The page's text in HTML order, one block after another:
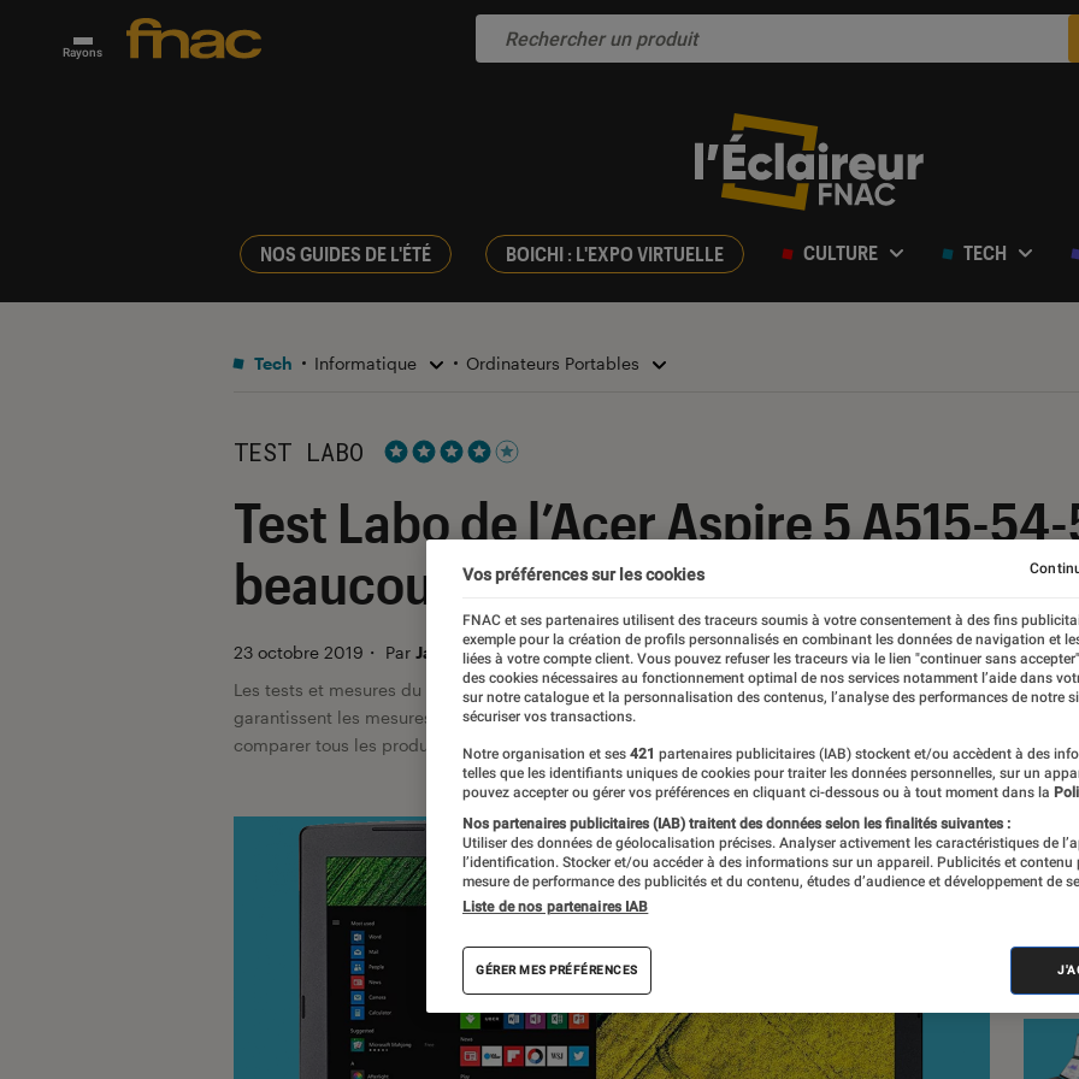
Rayons
NOS GUIDES DE L'ÉTÉ BOICHI : L'EXPO VIRTUELLE CULTURE TECH
Tech Informatique Ordinateurs Portables
TEST LABO
Test Labo de l’Acer Aspire 5 A515-
beaucoup de qualités, mais un
23 octobre 2019 ・ Par Javare Traoré
Les tests et mesures du Labo Fnac sont réalisés en toute indépendance du commerce ou des fabricants
garantissent les mesures grâce à leur expertise, et aux équipements de mesures les plus précis. Pour en
comparer tous les produits, visitez notre
comparateur
VOIR
Vos préférences sur les cookies
FNAC et ses partenaires utilisent des traceurs soumis à votre consentement à des fins
exemple pour la création de profils personnalisés en combinant les données de navigation et
liées à votre compte client. Vous pouvez refuser les traceurs via le lien "continuer sans
des cookies nécessaires au fonctionnement optimal de nos services notamment l’aide dans
sur notre catalogue et la personnalisation des contenus, l’analyse des performances de notre
sécuriser vos transactions.
Notre organisation et ses 421 partenaires publicitaires (IAB) stockent et/ou accèdent à des
telles que les identifiants uniques de cookies pour traiter les données personnelles, sur un
pouvez accepter ou gérer vos préférences en cliquant ci-dessous ou à tout moment dans la
Nos partenaires publicitaires (IAB) traitent des données selon les finalités suivantes :
Utiliser des données de géolocalisation précises. Analyser activement les caractéristiques de
l’identification. Stocker et/ou accéder à des informations sur un appareil. Publicités et contenu
mesure de performance des publicités et du contenu, études d’audience et développement de
Liste de nos partenaires IAB
GÉRER MES PRÉFÉRENCES